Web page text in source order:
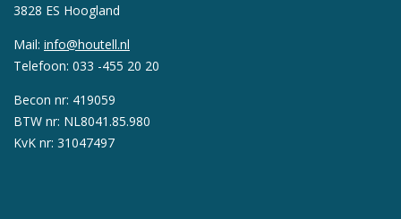
3828 ES Hoogland
Mail: info@houtell.nl
Telefoon: 033 -455 20 20
Becon nr: 419059
BTW nr: NL8041.85.980
KvK nr: 31047497